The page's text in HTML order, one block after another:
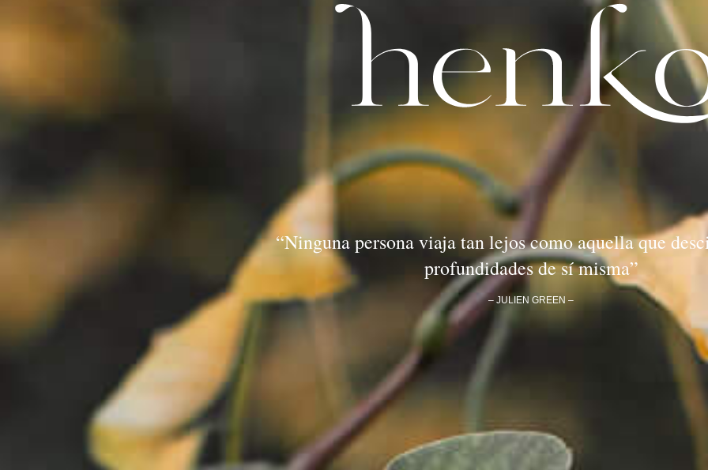
“Ninguna persona viaja tan lejos como aquella que
profundidades de sí misma”
– JULIEN GREEN –